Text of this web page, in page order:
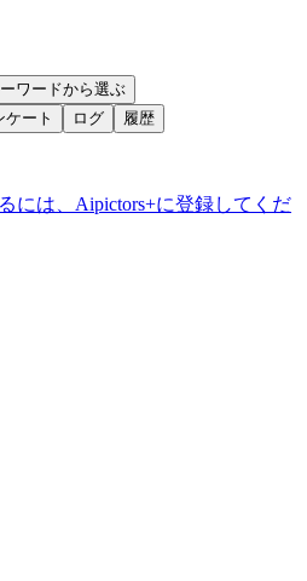
ワードから選ぶ
ケート ログ 履歴
には、 Aipictors+に登録してくだ